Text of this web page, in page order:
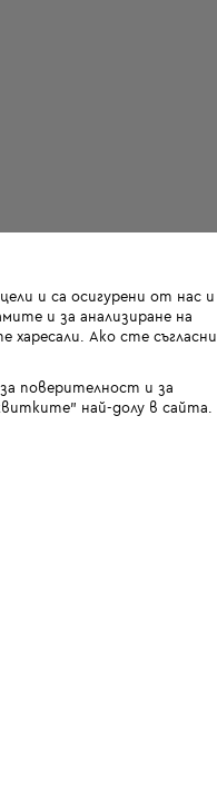
и са осигурени от нас и
и за анализиране на
Ако сте съгласни,
поверителност и за
най-долу в сайта.